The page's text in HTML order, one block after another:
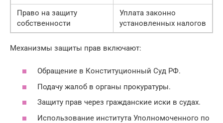
Право на защиту
собственности
Уплата законно
установленных налогов
Механизмы защиты прав включают:
Обращение в Конституционный Суд РФ.
Подачу жалоб в органы прокуратуры.
Защиту прав через гражданские иски в судах.
Использование института Уполномоченного по